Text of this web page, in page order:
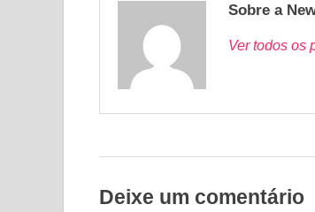
Sobre a
Ver todos os
Deixe um comentário